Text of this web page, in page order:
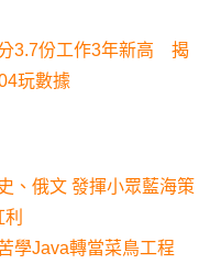
3.7份工作3年新高 揭
玩數據
、俄文 發揮小眾藍海策
學Java轉當菜鳥工程